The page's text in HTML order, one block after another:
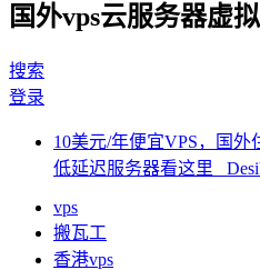
国外vps云服务器虚
搜索
登录
10美元/年便宜VPS，国外
低延迟服务器看这里
vps
搬瓦工
香港vps